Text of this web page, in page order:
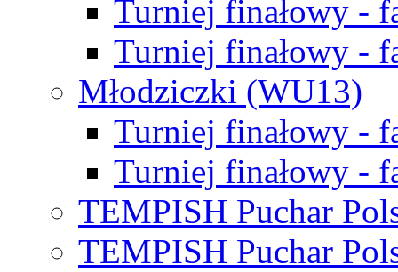
Turniej finałowy -
Turniej finałowy -
Młodziczki (WU13)
Turniej finałowy -
Turniej finałowy -
TEMPISH Puchar
TEMPISH Puchar